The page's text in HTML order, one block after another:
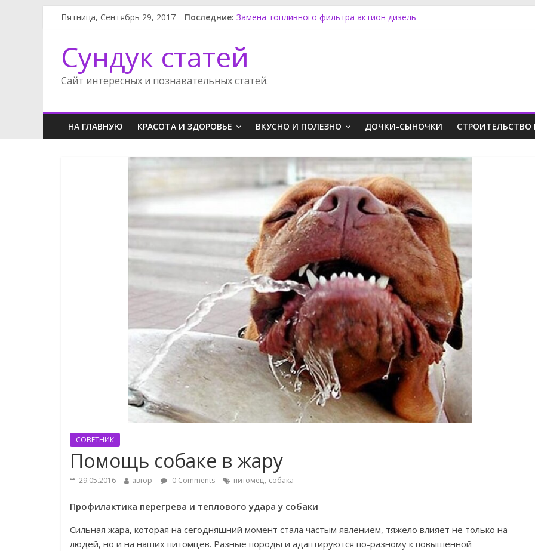
Пятница, Сентябрь 29, 2017 Последние: Замена топливного фильтра актион дизель
Сузуки SX4 задний фонарь
Супер моддинг пк в стимпанк стиле
Сундук статей
Сайт интересных и познавательных статей.
НА ГЛАВНУЮ КРАСОТА И ЗДОРОВЬЕ ВКУСНО И ПОЛЕЗНО ДОЧКИ-СЫНОЧКИ
СОВЕТНИК
Помощь собаке в жару
29.05.2016 автор 0 Comments питомец, собака
Профилактика перегрева и теплового удара у собаки
Сильная жара, которая на сегодняшний момент стала частым явлением, тяжело влияет не только на
людей, но и на наших питомцев. Разные породы и адаптируются по-разному к повышенной